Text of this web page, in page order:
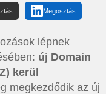
Megosztás
lépnek
új Domain
kerül
megkezdődik az új